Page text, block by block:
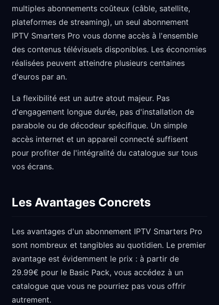
multiples abonnements coûteux (câble, satellite,
plateformes de streaming), un seul abonnement
IPTV Smarters Pro vous donne accès à l'ensemble
des contenus télévisuels disponibles. Les économies
réalisées peuvent atteindre plusieurs centaines
d'euros par an.
La flexibilité est un autre atout majeur. Pas
d'engagement longue durée, pas d'installation de
parabole ou de décodeur spécifique. Un simple
accès internet et un appareil connecté suffisent
pour profiter de l'intégralité du catalogue sur tous
vos écrans.
Les Avantages Concrets
Les avantages d'un abonnement IPTV Smarters Pro
sont nombreux et tangibles au quotidien. Le premier
avantage est évidemment le prix : à partir de
29.99€ pour le Basic Pack, vous accédez à un
catalogue que vous ne pourriez pas vous offrir
autrement.